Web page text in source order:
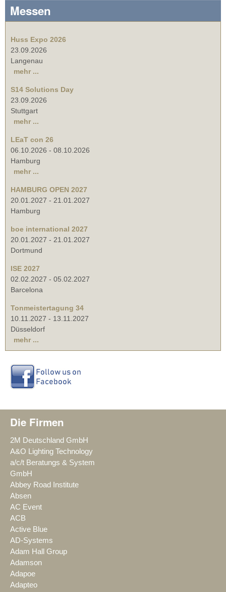
Messen
Huss Expo 2026
23.09.2026
Langenau
mehr ...
S14 Solutions Day
23.09.2026
Stuttgart
mehr ...
LEaT con 26
06.10.2026 - 08.10.2026
Hamburg
mehr ...
HAMBURG OPEN 2027
20.01.2027 - 21.01.2027
Hamburg
boe international 2027
20.01.2027 - 21.01.2027
Dortmund
ISE 2027
02.02.2027 - 05.02.2027
Barcelona
Tonmeistertagung 34
10.11.2027 - 13.11.2027
Düsseldorf
mehr ...
Die Firmen
2M Deutschland GmbH
A&O Lighting Technology
a/c/t Beratungs & System
GmbH
Abbey Road Institute
Absen
AC Event
ACB
Active Blue
AD-Systems
Adam Hall Group
Adamson
Adapoe
Adapteo